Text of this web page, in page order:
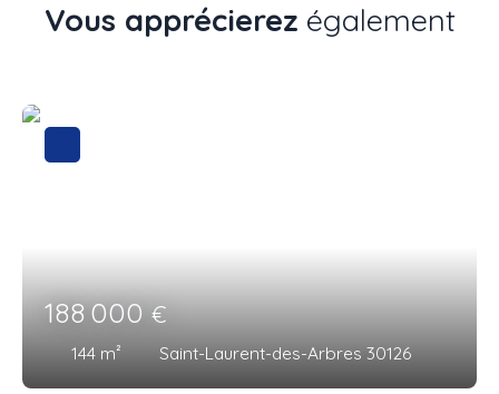
Vous apprécierez également
188 000€
144 m² Saint-Laurent-des-Arbres 30126